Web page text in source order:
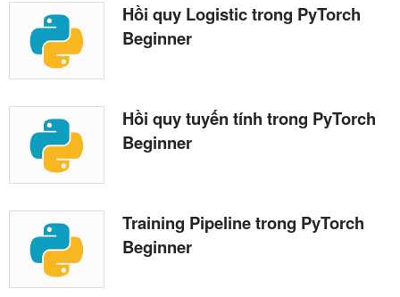
Hồi quy Logistic trong PyTorch
Beginner
Hồi quy tuyến tính trong PyTorch
Beginner
Training Pipeline trong PyTorch
Beginner